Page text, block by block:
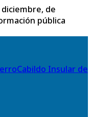
diciembre, de
pública
Cabildo Insular de